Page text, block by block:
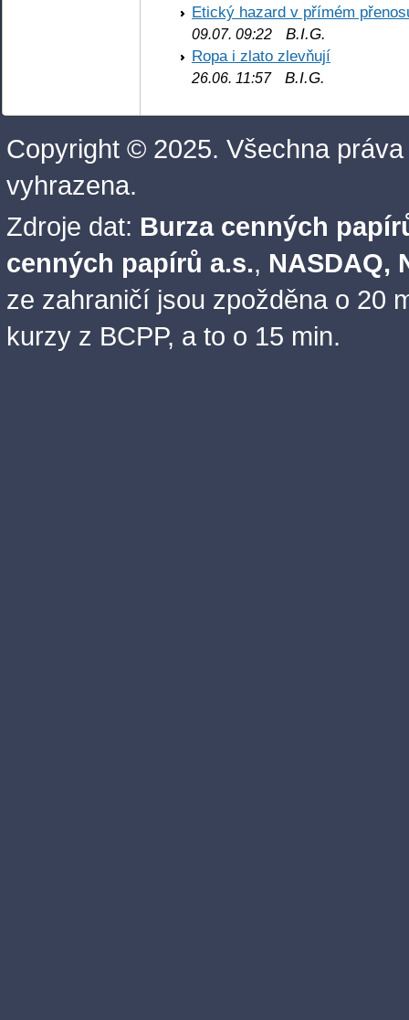
Etický hazard v přímém
09.07. 09:22 B.I.G.
Ropa i zlato zlevňují
26.06. 11:57B.I.G.
Copyright © 2025. Všechna práva
vyhrazena.
Zdroje dat: Burza cenných
cenných papírů a.s., NASDAQ,
ze zahraničí jsou zpožděna o 20
kurzy z BCPP, a to o 15 min.